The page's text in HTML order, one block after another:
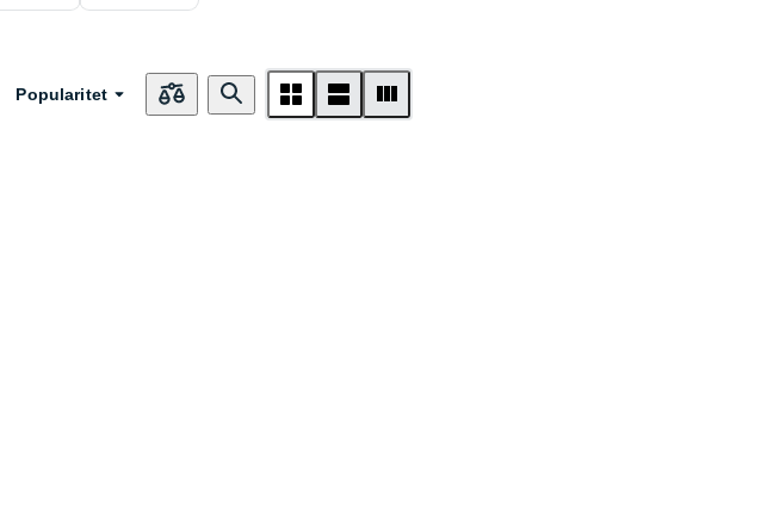
Popularitet